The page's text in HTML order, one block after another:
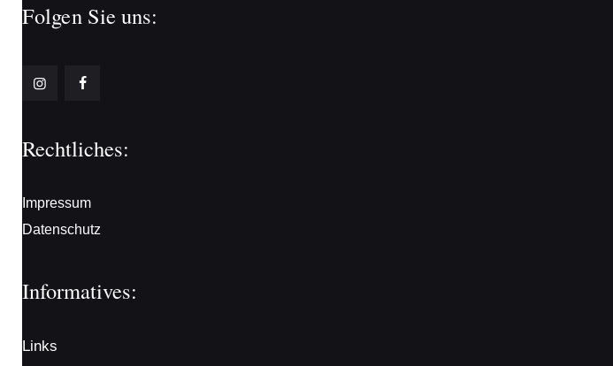
Folgen Sie uns:
Rechtliches:
Impressum
Datenschutz
Informatives:
Links